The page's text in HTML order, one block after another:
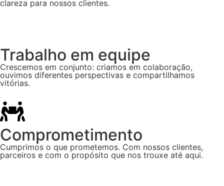
clareza para nossos clientes.
Trabalho em equipe
Crescemos em conjunto: criamos em colaboração,
ouvimos diferentes perspectivas e compartilhamos
vitórias.
Comprometimento
Cumprimos o que prometemos. Com nossos clientes,
parceiros e com o propósito que nos trouxe até aqui.